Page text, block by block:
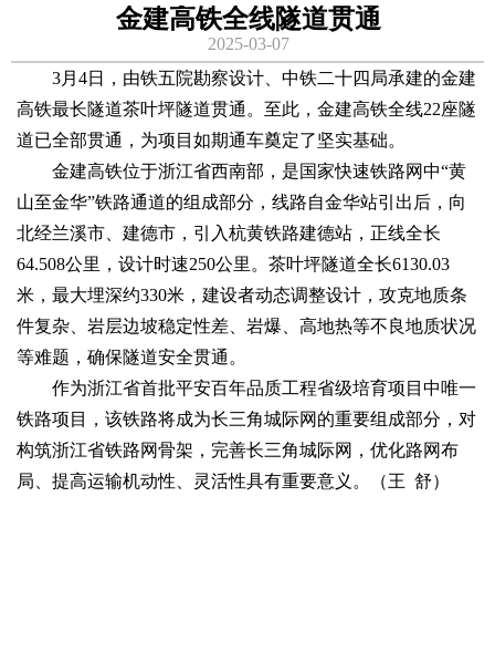
金建高铁全线隧道贯通
2025-03-07
3月4日，由铁五院勘察设计、中铁二十四局承建的金建
高铁最长隧道茶叶坪隧道贯通。至此，金建高铁全线22座隧
道已全部贯通，为项目如期通车奠定了坚实基础。
金建高铁位于浙江省西南部，是国家快速铁路网中“黄
山至金华”铁路通道的组成部分，线路自金华站引出后，向
北经兰溪市、建德市，引入杭黄铁路建德站，正线全长
64.508公里，设计时速250公里。茶叶坪隧道全长6130.03
米，最大埋深约330米，建设者动态调整设计，攻克地质条
件复杂、岩层边坡稳定性差、岩爆、高地热等不良地质状况
等难题，确保隧道安全贯通。
作为浙江省首批平安百年品质工程省级培育项目中唯一
铁路项目，该铁路将成为长三角城际网的重要组成部分，对
构筑浙江省铁路网骨架，完善长三角城际网，优化路网布
局、提高运输机动性、灵活性具有重要意义。（王 舒）